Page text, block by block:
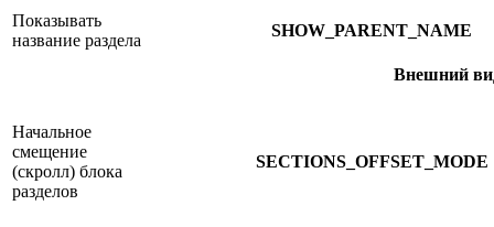
Показывать
название раздела
SHOW_PARENT_NAME
Внешний
Начальное
смещение
(скролл) блока
разделов
SECTIONS_OFFSET_MODE